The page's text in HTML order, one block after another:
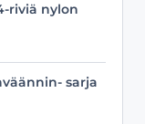
riviä nylon
sarja